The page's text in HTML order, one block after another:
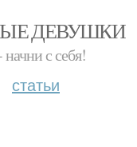
ДЕВУШКИ
с себя!
статьи